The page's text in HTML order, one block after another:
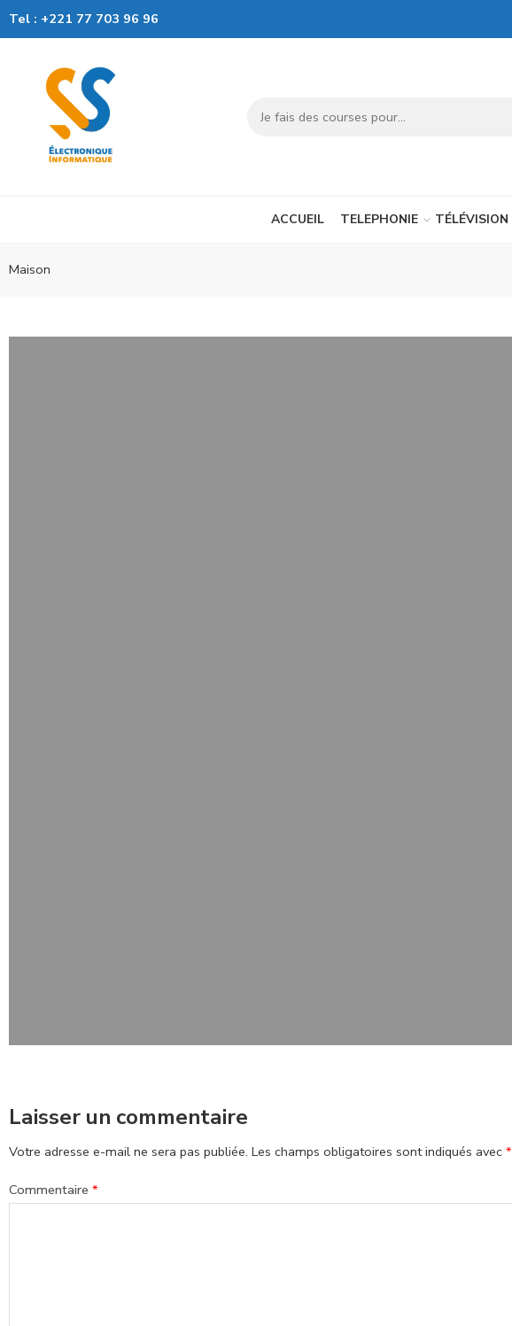
Tel : +221 77 703 96 96
ACCUEIL TELEPHONIE TÉLÉVISION
Maison
Laisser un commentaire
Votre adresse e-mail ne sera pas publiée. Les champs obligatoires sont indiqués avec *
Commentaire *